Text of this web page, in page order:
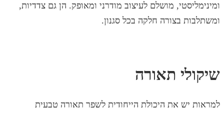
ומינימליסטי, מושלם לעיצוב מודרני ומאופק. הן גם צדדיות,
ומשתלבות בצורה חלקה בכל סגנון.
שיקולי תאורה
למראות יש את היכולת הייחודית לשפר תאורה טבעית